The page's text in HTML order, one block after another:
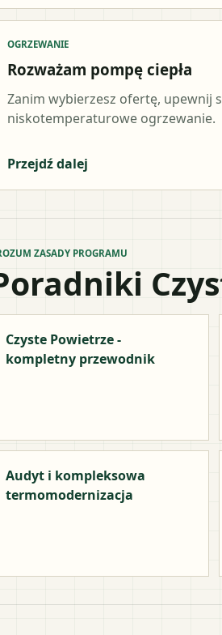
OGRZEWANIE
Rozważam pompę ciepła
Zanim wybierzesz ofertę, upewnij
niskotemperaturowe ogrzewanie.
Przejdź dalej
ZASADY PROGRAMU
Czyste Powietrze -
kompletny przewodnik
Audyt i kompleksowa
termomodernizacja